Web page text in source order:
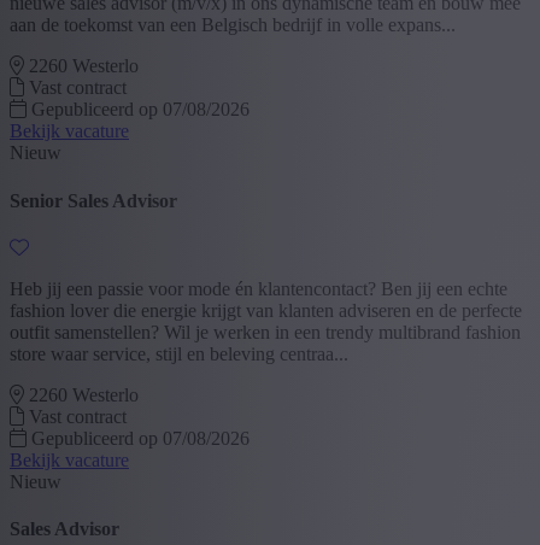
aan de toekomst van een Belgisch bedrijf in volle expans...
2260 Westerlo
Vast contract
Gepubliceerd op 07/08/2026
Bekijk vacature
Nieuw
Senior Sales Advisor
Heb jij een passie voor mode én klantencontact? Ben jij een echte
fashion lover die energie krijgt van klanten adviseren en de perfecte
outfit samenstellen? Wil je werken in een trendy multibrand fashion
store waar service, stijl en beleving centraa...
2260 Westerlo
Vast contract
Gepubliceerd op 07/08/2026
Bekijk vacature
Nieuw
Sales Advisor